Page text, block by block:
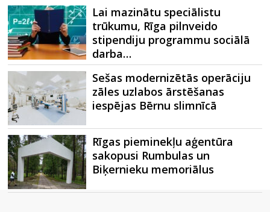
Lai mazinātu speciālistu
trūkumu, Rīga pilnveido
stipendiju programmu sociālā
darba…
Sešas modernizētās operāciju
zāles uzlabos ārstēšanas
iespējas Bērnu slimnīcā
Rīgas pieminekļu aģentūra
sakopusi Rumbulas un
Biķernieku memoriālus